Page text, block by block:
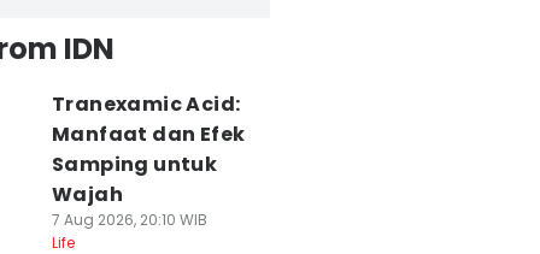
IDN
Tranexamic Acid:
Manfaat dan Efek
Samping untuk
Wajah
7 Aug 2026, 20:10 WIB
Life